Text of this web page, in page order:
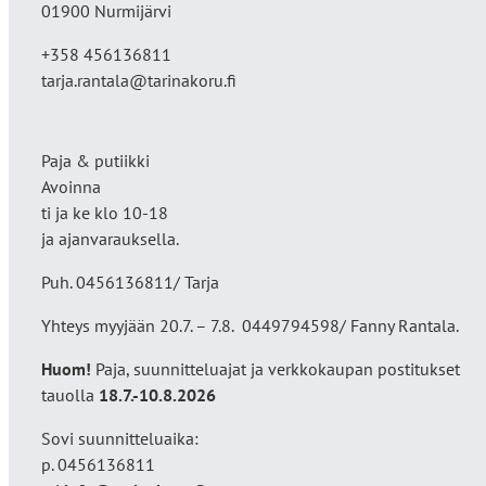
01900 Nurmijärvi
+358 456136811
tarja.rantala@tarinakoru.fi
Paja & putiikki
Avoinna
ti ja ke klo 10-18
ja ajanvarauksella.
Puh. 0456136811/ Tarja
Yhteys myyjään 20.7. – 7.8. 0449794598/ Fanny Rantala.
Huom! Paja, suunnitteluajat ja verkkokaupan postitukset
tauolla 18.7.-10.8.2026
Sovi suunnitteluaika:
p. 0456136811